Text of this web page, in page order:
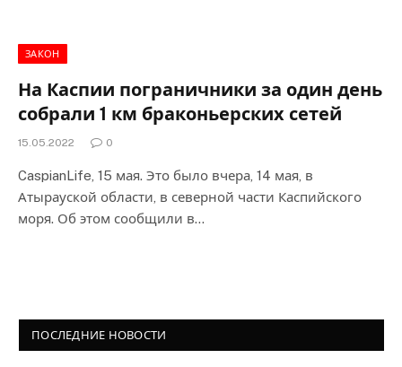
ЗАКОН
На Каспии пограничники за один день
собрали 1 км браконьерских сетей
15.05.2022 0
CaspianLife, 15 мая. Это было вчера, 14 мая, в
Атырауской области, в северной части Каспийского
моря. Об этом сообщили в…
ПОСЛЕДНИЕ НОВОСТИ